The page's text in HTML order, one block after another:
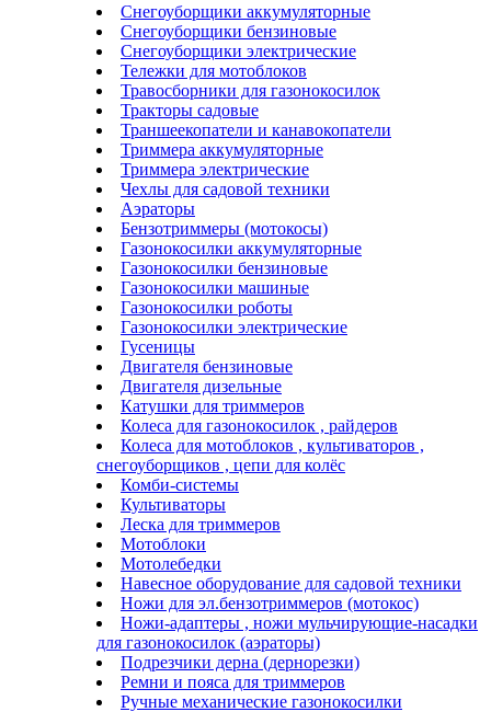
Снегоуборщики аккумуляторные
Снегоуборщики бензиновые
Снегоуборщики электрические
Тележки для мотоблоков
Травосборники для газонокосилок
Тракторы садовые
Траншеекопатели и канавокопатели
Триммера аккумуляторные
Триммера электрические
Чехлы для садовой техники
Аэраторы
Бензотриммеры (мотокосы)
Газонокосилки аккумуляторные
Газонокосилки бензиновые
Газонокосилки машиные
Газонокосилки роботы
Газонокосилки электрические
Гусеницы
Двигателя бензиновые
Двигателя дизельные
Катушки для триммеров
Колеса для газонокосилок , райдеров
Колеса для мотоблоков , культиваторов ,
снегоуборщиков , цепи для колёс
Комби-системы
Культиваторы
Леска для триммеров
Мотоблоки
Мотолебедки
Навесное оборудование для садовой техники
Ножи для эл.бензотриммеров (мотокос)
Ножи-адаптеры , ножи мульчирующие-насадки
для газонокосилок (аэраторы)
Подрезчики дерна (дернорезки)
Ремни и пояса для триммеров
Ручные механические газонокосилки